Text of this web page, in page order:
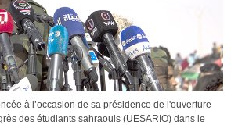
à l’occasion de sa présidence de l'ouverture
des étudiants sahraouis (UESARIO) dans le